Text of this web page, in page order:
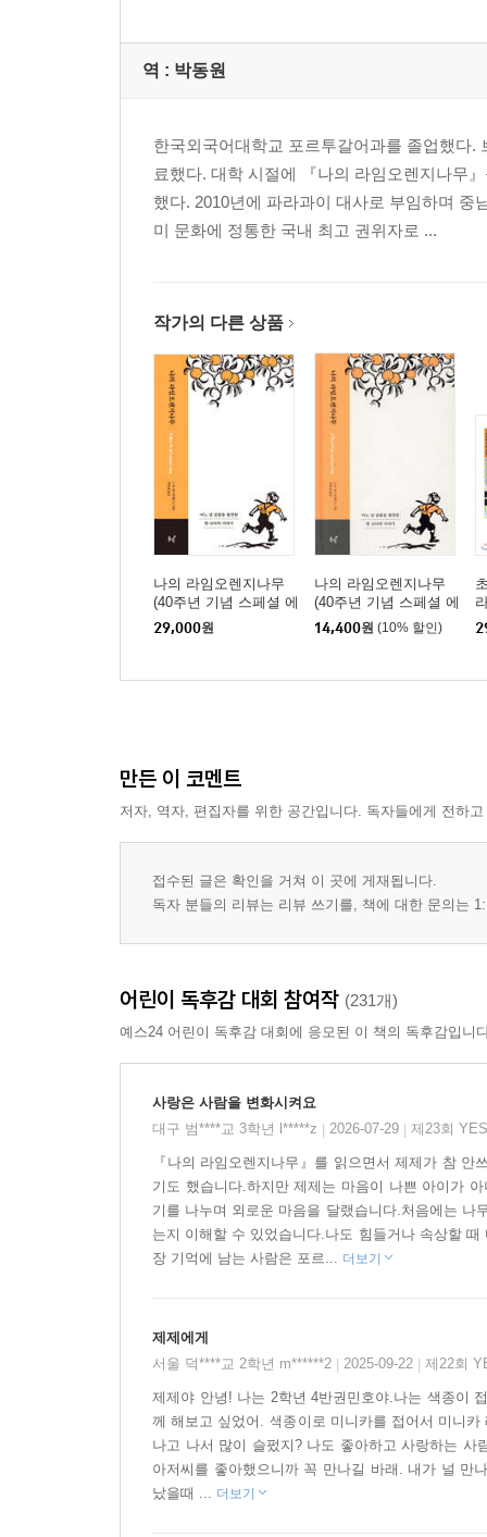
역 : 박동원
한국외국어대학교 포르투갈어과를 졸업했다
료했다. 대학 시절에 『나의 라임오렌지나무
했다. 2010년에 파라과이 대사로 부임하며
미 문화에 정통한 국내 최고 권위자로 ...
작가의 다른 상품
나의 라임오렌지나무
(40주년 기념 스페셜 에
디션) (큰글자도서)
29,000원
나의 라임오렌지나무
(40주년 기념 스페셜 에
디션)
14,400원 (10% 할인)
만든 이 코멘트
저자, 역자, 편집자를 위한 공간입니다. 독자들에게 전하
접수된 글은 확인을 거쳐 이 곳에 게재됩니다.
독자 분들의 리뷰는 리뷰 쓰기를, 책에 대한 문의는
어린이 독후감 대회 참여작 (231개)
예스24 어린이 독후감 대회에 응모된 이 책의 독후감입니
사랑은 사람을 변화시켜요
대구 범****교 3학년 l*****z
2026-07-29 제23회
『나의 라임오렌지나무』를 읽으면서 제제가 참
기도 했습니다.하지만 제제는 마음이 나쁜 아이가
기를 나누며 외로운 마음을 달랬습니다.처음에는 나
는지 이해할 수 있었습니다.나도 힘들거나 속상할
장 기억에 남는 사람은 포르... 더보기
제제에게
서울 덕****교 2학년 m******2
2025-09-22 제22회
제제야 안녕! 나는 2학년 4반권민호야.나는 색종이
께 해보고 싶었어. 색종이로 미니카를 접어서 미니
나고 나서 많이 슬펐지? 나도 좋아하고 사랑하는
아저씨를 좋아했으니까 꼭 만나길 바래. 내가 널 만
났을때 ... 더보기